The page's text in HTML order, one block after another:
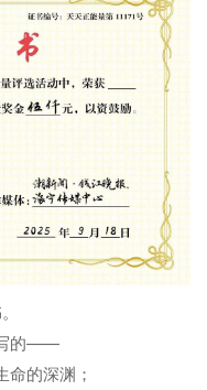
的——
命的深渊；